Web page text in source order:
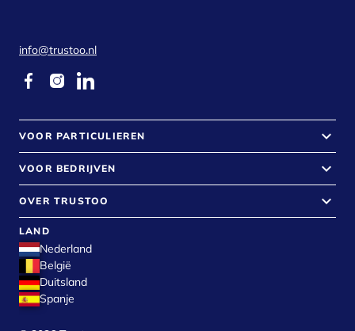
info@trustoo.nl
VOOR PARTICULIEREN keyboard_arrow_down
VOOR BEDRIJVEN keyboard_arrow_down
OVER TRUSTOO keyboard_arrow_down
LAND
Nederland
België
Duitsland
Spanje